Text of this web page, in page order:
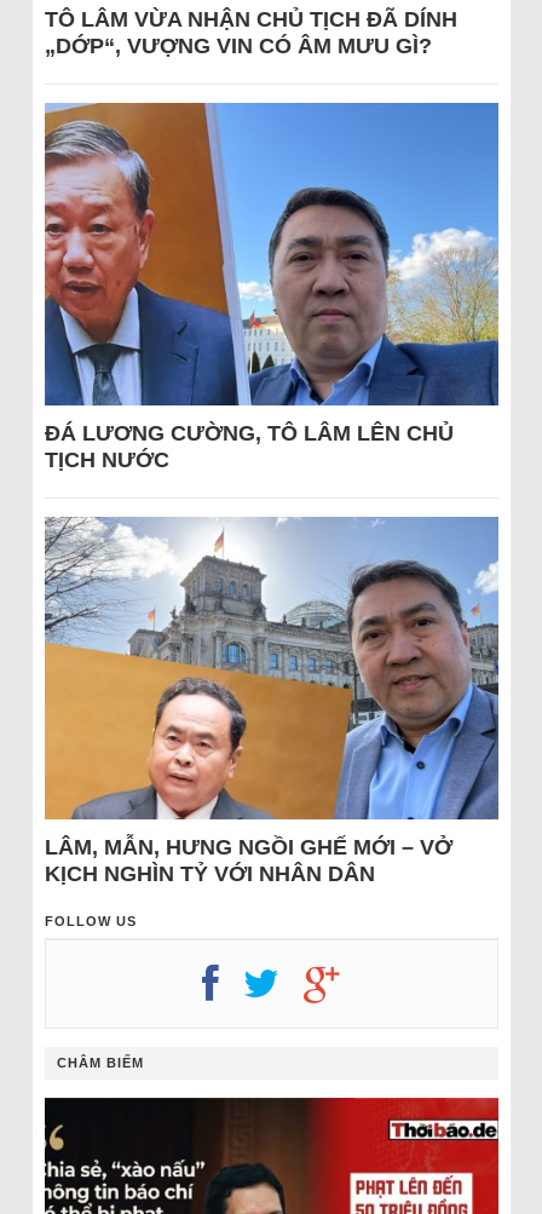
TÔ LÂM VỪA NHẬN CHỦ TỊCH ĐÃ DÍNH
„DỚP“, VƯỢNG VIN CÓ ÂM MƯU GÌ?
ĐÁ LƯƠNG CƯỜNG, TÔ LÂM LÊN CHỦ
TỊCH NƯỚC
LÂM, MẪN, HƯNG NGỒI GHẾ MỚI – VỞ
KỊCH NGHÌN TỶ VỚI NHÂN DÂN
FOLLOW US
CHÂM BIẾM